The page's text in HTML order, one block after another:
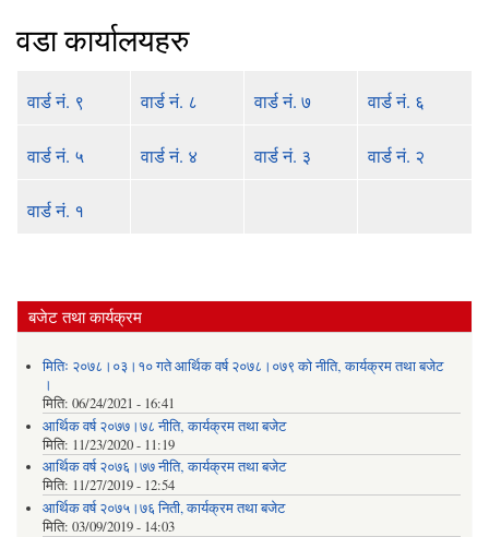
वडा कार्यालयहरु
वार्ड नं. ९ वार्ड नं. ८ वार्ड नं. ७ वार्ड नं. ६
वार्ड नं. ५ वार्ड नं. ४ वार्ड नं. ३ वार्ड नं. २
वार्ड नं. १
बजेट तथा कार्यक्रम
मितिः २०७८।०३।१० गते आर्थिक वर्ष २०७८।०७९ को नीति‚ कार्यक्रम तथा बजेट
।
मिति: 06/24/2021 - 16:41
आर्थिक वर्ष २०७७।७८ नीति‚ कार्यक्रम तथा बजेट
मिति: 11/23/2020 - 11:19
आर्थिक वर्ष २०७६।७७ नीति‚ कार्यक्रम तथा बजेट
मिति: 11/27/2019 - 12:54
आर्थिक वर्ष २०७५।७६ निती, कार्यक्रम तथा बजेट
मिति: 03/09/2019 - 14:03